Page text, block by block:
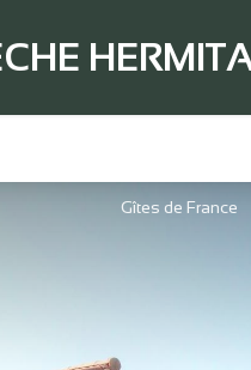
Gîtes de France